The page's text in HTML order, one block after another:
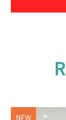
NEW